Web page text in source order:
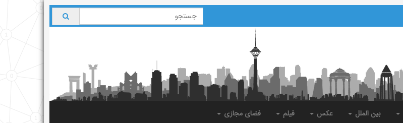
بین الملل عکس فیلم فضای مجازی